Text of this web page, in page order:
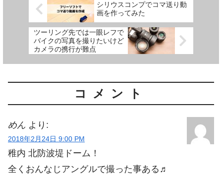
シリウスコンプでコマ送り動
画を作ってみた
ツーリング先では一眼レフで
バイクの写真を撮りたいけど
カメラの携行が難点
コメント
めん より:
2018年2月24日 9:00 PM
稚内 北防波堤ドーム！
全くおんなじアングルで撮った事ある♬